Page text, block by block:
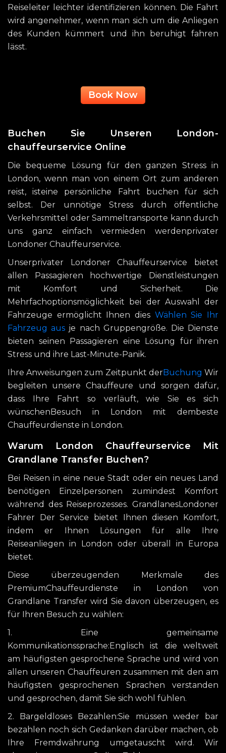
Reiseleiter leichter identifizieren können. Die Fahrt
wird angenehmer, wenn man sich um die Anliegen
des Kunden kümmert und ihn beruhigt fahren
lässt.
Book Now
Buchen Sie Unseren London-
chauffeurservice Online
Die bequeme Lösung für den ganzen Stress in
London, wenn man von einem Ort zum anderen
reist, isteine persönliche Fahrt buchen für sich
selbst. Der unnötige Stress durch öffentliche
Verkehrsmittel oder Sammeltransporte kann durch
uns ganz einfach vermieden werdenprivater
Londoner Chauffeurservice.
Unserprivater Londoner Chauffeurservice bietet
allen Passagieren hochwertige Dienstleistungen
mit Komfort und Sicherheit. Die
Mehrfachoptionsmöglichkeit bei der Auswahl der
Fahrzeuge ermöglicht Ihnen dies Wählen Sie Ihr
Fahrzeug aus je nach Gruppengröße. Die Dienste
bieten seinen Passagieren eine Lösung für ihren
Stress und ihre Last-Minute-Panik.
Ihre Anweisungen zum Zeitpunkt derBuchung Wir
begleiten unsere Chauffeure und sorgen dafür,
dass Ihre Fahrt so verläuft, wie Sie es sich
wünschenBesuch in London mit dembeste
Chauffeurdienste in London.
Warum London Chauffeurservice Mit
Grandlane Transfer Buchen?
Bei Reisen in eine neue Stadt oder ein neues Land
benötigen Einzelpersonen zumindest Komfort
während des Reiseprozesses. GrandlanesLondoner
Fahrer Der Service bietet Ihnen diesen Komfort,
indem er Ihnen Lösungen für alle Ihre
Reiseanliegen in London oder überall in Europa
bietet.
Diese überzeugenden Merkmale des
PremiumChauffeurdienste in London von
Grandlane Transfer wird Sie davon überzeugen, es
für Ihren Besuch zu wählen:
1. Eine gemeinsame
Kommunikationssprache:Englisch ist die weltweit
am häufigsten gesprochene Sprache und wird von
allen unseren Chauffeuren zusammen mit den am
häufigsten gesprochenen Sprachen verstanden
und gesprochen, damit Sie sich wohl fühlen.
2. Bargeldloses Bezahlen:Sie müssen weder bar
bezahlen noch sich Gedanken darüber machen, ob
Ihre Fremdwährung umgetauscht wird. Wir